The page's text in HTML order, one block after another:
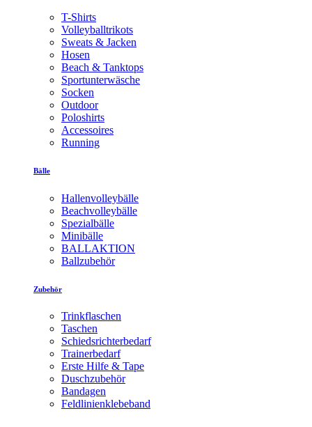
T-Shirts
Volleyballtrikots
Sweats & Jacken
Hosen
Beach & Tanktops
Sportunterwäsche
Socken
Outdoor
Poloshirts
Accessoires
Running
Bälle
Hallenvolleybälle
Beachvolleybälle
Spezialbälle
Minibälle
BALLAKTION
Ballzubehör
Zubehör
Trinkflaschen
Taschen
Schiedsrichterbedarf
Trainerbedarf
Erste Hilfe & Tape
Duschzubehör
Bandagen
Feldlinienklebeband